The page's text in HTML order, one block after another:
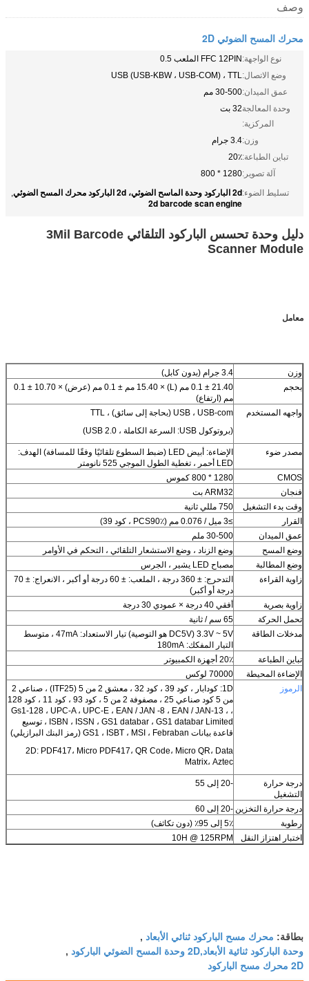
وصف
محرك المسح الضوئي 2D
نوع الواجهة:FFC 12PIN الملعب 0.5
وضع الاتصال:USB (USB-KBW ، USB-COM) ، TTL
عمق الميدان:30-500 مم
وحدة المعالجة
المركزية:
32 بت
وزن:3.4 جرام
تباين الطباعة:20٪
آلة تصوير:1280 * 800
تسليط الضوء:2d الباركود وحدة الماسح الضوئي، 2d الباركود محرك المسح الضوئي ,
2d barcode scan engine
دليل وحدة تحسس الباركود التلقائي 3Mil Barcode
Scanner Module
معامل
وزن
3.4 جرام (بدون كابل)
بحجم
21.40 ± 0.1 مم (L) × 15.40 مم ± 0.1 مم (عرض) × 10.70 ± 0.1
مم (ارتفاع)
واجهه المستخدم
USB ، USB-com (بحاجة إلى سائق) ، TTL
(بروتوكول USB: السرعة الكاملة ، USB 2.0)
مصدر ضوء
الإضاءة: أبيض LED (ضبط السطوع تلقائيًا وفقًا للمسافة) الهدف:
LED أحمر ، تغطية الطول الموجي 525 نانومتر
CMOS
1280 * 800 كموس
فنجان
ARM32 بت
وقت بدء التشغيل
750 مللي ثانية
القرار
≥3 ميل / 0.076 مم (PCS90٪ ، كود 39)
عمق الميدان
30-500 ملم
وضع المسح
وضع الزناد ، وضع الاستشعار التلقائي ، التحكم في الأوامر
وضع المطالبة
مصباح LED يشير ، الجرس
زاوية القراءة
التدحرج: ± 360 درجة ، الملعب: ± 60 درجة أو أكبر ، الانعراج: ± 70
درجة أو أكبر)
زاوية بصرية
أفقي 40 درجة × عمودي 30 درجة
تحمل الحركة
65 سم / ثانية
مدخلات الطاقة
3.3V ~ 5V (DC5V هو التوصية) تيار الاستعداد: 47mA ، متوسط ​​
التيار المفكك: 180mA
تباين الطباعة
20٪ أجهزة الكمبيوتر
الإضاءة المحيطة
70000 لوكس
الرموز
1D: كودابار ، كود 39 ، كود 32 ، معشق 2 من 5 (ITF25) ، صناعي 2
من 5 كود صناعي 25 ، مصفوفة 2 من 5 ، كود 93 ، كود 11 ، كود 128
، Gs1-128 ، UPC-A ، UPC-E ، EAN / JAN -8 ، EAN / JAN-13 ،
ISBN ، ISSN ، GS1 databar ، GS1 databar Limited ، توسيع
قاعدة بيانات GS1 ، ISBT ، MSI ، Febraban (رمز البنك البرازيلي)
2D: PDF417، Micro PDF417، QR Code، Micro QR، Data
Matrix، Aztec
درجة حرارة
التشغيل
-20 إلى 55
درجة حرارة التخزين -20 إلى 60
رطوبة
5٪ إلى 95٪ (دون تكاثف)
اختبار اهتزاز النقل
10H @ 125RPM
بطاقة: محرك مسح الباركود ثنائي الأبعاد ,
وحدة الباركود ثنائية الأبعاد,2D وحدة المسح الضوئي الباركود ,
2D محرك مسح الباركود